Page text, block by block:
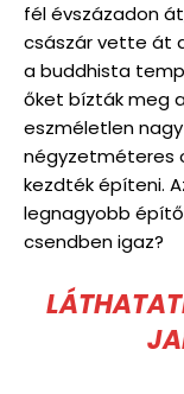
fél évszázadon
császár vette át
a buddhista
őket bízták meg
eszméletlen
négyzetméteres
kezdték építeni.
legnagyobb
csendben igaz?